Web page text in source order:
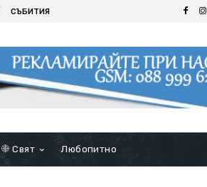
СЪБИТИЯ
Свят Любопитно